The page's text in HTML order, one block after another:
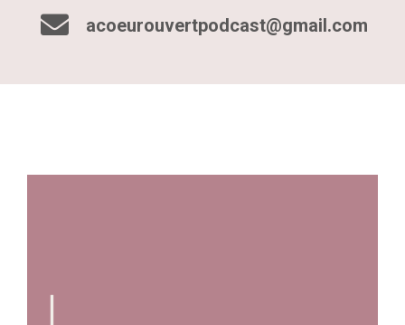
acoeurouvertpodcast@gmail.com